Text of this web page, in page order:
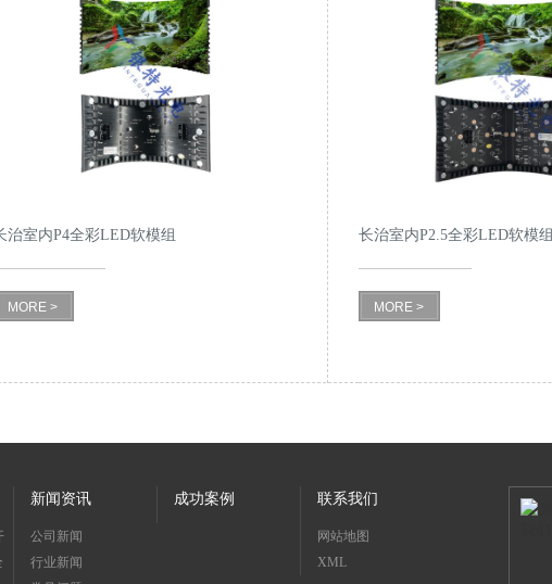
治室内P4全彩LED软模组
MORE >
长治室内P2.5全彩LED软模组
MORE >
新闻资讯
公司新闻
行业新闻
成功案例 联系我们
网站地图
XML